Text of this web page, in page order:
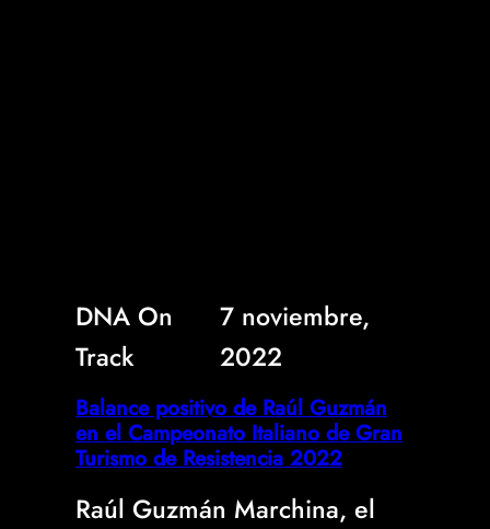
DNA On
Track
7 noviembre,
2022
Balance positivo de Raúl Guzmán
en el Campeonato Italiano de Gran
Turismo de Resistencia 2022
Raúl Guzmán Marchina, el